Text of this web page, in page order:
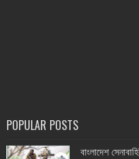
POPULAR POSTS
বাংলাদেশ